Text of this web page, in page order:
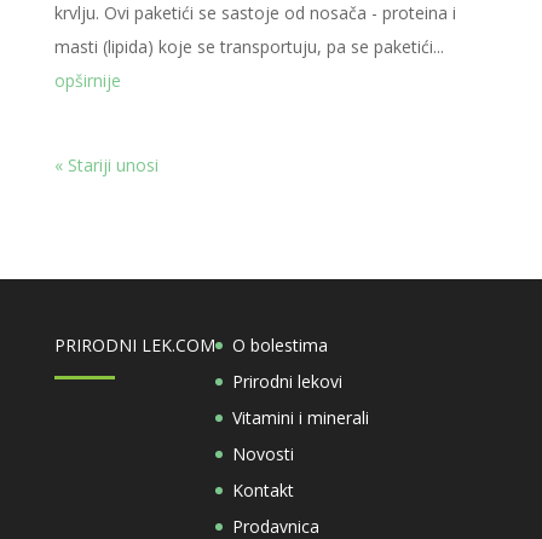
krvlju. Ovi paketići se sastoje od nosača - proteina i
masti (lipida) koje se transportuju, pa se paketići...
opširnije
« Stariji unosi
PRIRODNI LEK.COM
O bolestima
Prirodni lekovi
Vitamini i minerali
Novosti
Kontakt
Prodavnica